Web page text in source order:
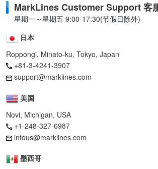
MarkLines Customer Support 客
星期一～星期五 9:00-17:30(节假日除外)
日本
Roppongi, Minato-ku, Tokyo, Japan
+81-3-4241-3907
support@marklines.com
美国
Novi, Michigan, USA
+1-248-327-6987
infous@marklines.com
墨西哥